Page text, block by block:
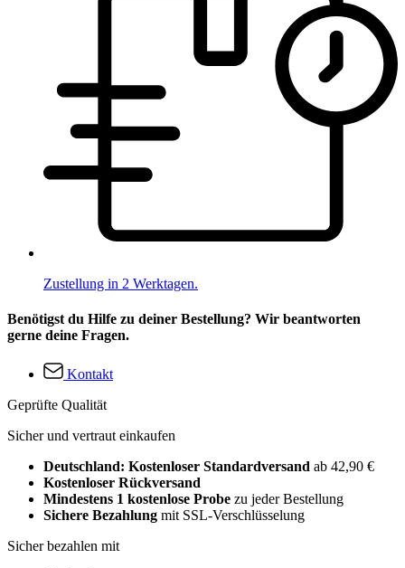
Zustellung in 2 Werktagen.
Benötigst du Hilfe zu deiner Bestellung? Wir beantworten
gerne deine Fragen.
Kontakt
Geprüfte Qualität
Sicher und vertraut einkaufen
Deutschland: Kostenloser Standardversand ab 42,90 €
Kostenloser Rückversand
Mindestens 1 kostenlose Probe zu jeder Bestellung
Sichere Bezahlung mit SSL-Verschlüsselung
Sicher bezahlen mit